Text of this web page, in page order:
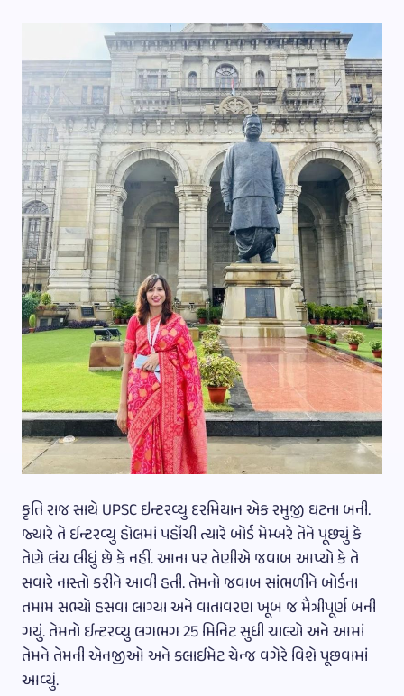
કૃતિ રાજ સાથે UPSC ઇન્ટરવ્યુ દરમિયાન એક રમુજી ઘટના બની.
જ્યારે તે ઈન્ટરવ્યુ હોલમાં પહોંચી ત્યારે બોર્ડ મેમ્બરે તેને પૂછ્યું કે
તેણે લંચ લીધું છે કે નહીં. આના પર તેણીએ જવાબ આપ્યો કે તે
સવારે નાસ્તો કરીને આવી હતી. તેમનો જવાબ સાંભળીને બોર્ડના
તમામ સભ્યો હસવા લાગ્યા અને વાતાવરણ ખૂબ જ મૈત્રીપૂર્ણ બની
ગયું. તેમનો ઈન્ટરવ્યુ લગભગ 25 મિનિટ સુધી ચાલ્યો અને આમાં
તેમને તેમની એનજીઓ અને ક્લાઈમેટ ચેન્જ વગેરે વિશે પૂછવામાં
આવ્યું.